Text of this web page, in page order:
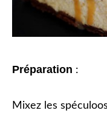
Préparation :
Mixez les